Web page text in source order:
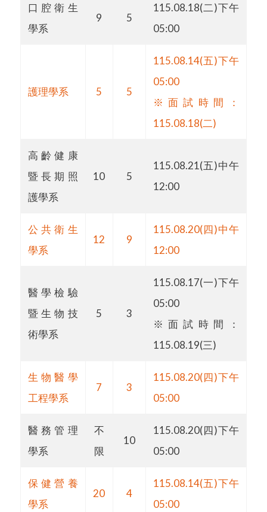
口腔衛生
學系
9 5
115.08.18(二)下午
05:00
護理學系 5 5
115.08.14(五)下午
05:00
※面試時間：
115.08.18(二)
高齡健康
暨長期照
護學系
10 5
115.08.21(五)中午
12:00
公共衛生
學系
12 9
115.08.20(四)中午
12:00
醫學檢驗
暨生物技
術學系
5 3
115.08.17(一)下午
05:00
※面試時間：
115.08.19(三)
生物醫學
工程學系
7 3
115.08.20(四)下午
05:00
醫務管理
學系
不
限
10
115.08.20(四)下午
05:00
保健營養
學系
20 4
115.08.14(五)下午
05:00